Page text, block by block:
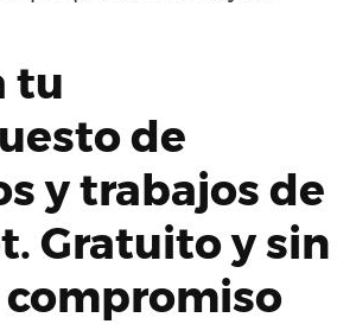
tu
de
y trabajos de
Gratuito y sin